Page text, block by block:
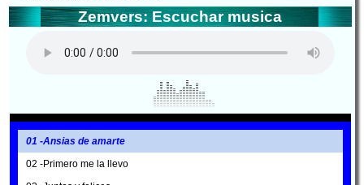
Zemvers: Escuchar musica
01 -Ansias de amarte
02 -Primero me la llevo